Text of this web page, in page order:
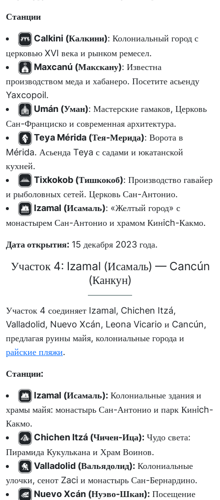
Станции
Calkini (Калкини): Колониальный город с
церковью XVI века и рынком ремесел.
Maxcanú (Макскану): Известна
производством меда и хабанеро. Посетите асьенду
Yaxcopoil.
Umán (Уман): Мастерские гамаков, Церковь
Сан-Франциско и современная архитектура.
Teya Mérida (Тея-Мерида): Ворота в
Mérida. Асьенда Teya с садами и юкатанской
кухней.
Tixkokob (Тишкокоб): Производство гавайер
и рыболовных сетей. Церковь Сан-Антонио.
Izamal (Исамаль): «Желтый город» с
монастырем Сан-Антонио и храмом Кинich-Какмо.
Дата открытия: 15 декабря 2023 года.
Участок 4: Izamal (Исамаль) — Cancún
(Канкун)
Участок 4 соединяет Izamal, Chichen Itzá,
Valladolid, Nuevo Xcán, Leona Vicario и Cancún,
предлагая руины майя, колониальные города и
райские пляжи.
Станции:
Izamal (Исамаль): Колониальные здания и
храмы майя: монастырь Сан-Антонио и парк Кинich-
Какмо.
Chichen Itzá (Чичен-Ица): Чудо света:
Пирамида Кукулькана и Храм Воинов.
Valladolid (Вальядолид): Колониальные
улочки, сенот Zaci и монастырь Сан-Бернардино.
Nuevo Xcán (Нуэво-Шкан): Посещение